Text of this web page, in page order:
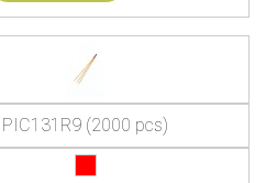
PIC131R9 (2000 pcs)